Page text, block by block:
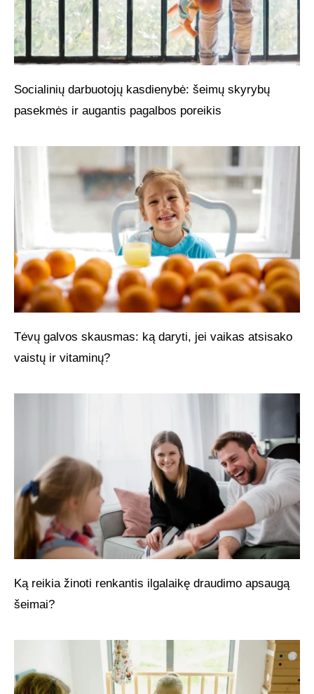
Socialinių darbuotojų kasdienybė: šeimų skyrybų
pasekmės ir augantis pagalbos poreikis
Tėvų galvos skausmas: ką daryti, jei vaikas atsisako
vaistų ir vitaminų?
Ką reikia žinoti renkantis ilgalaikę draudimo apsaugą
šeimai?